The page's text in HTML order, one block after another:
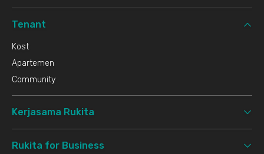
Tenant
Kost
Apartemen
Community
Kerjasama Rukita
Rukita for Business